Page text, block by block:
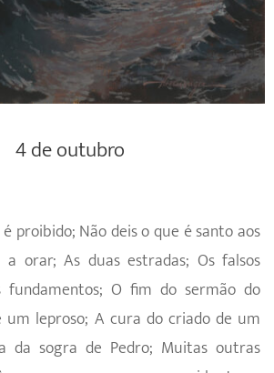
4 de outubro
proibido; Não deis o que é santo aos
a orar; As duas estradas; Os falsos
fundamentos; O fim do sermão do
leproso; A cura do criado de um
da sogra de Pedro; Muitas outras